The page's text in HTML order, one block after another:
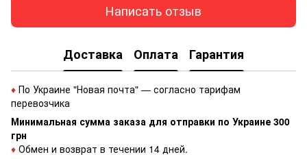
Написать отзыв
Доставка Оплата Гарантия
♦ По Украине "Новая почта" — согласно тарифам
перевозчика
Минимальная сумма заказа для отправки по Украине 300
грн
♦ Обмен и возврат в течении 14 дней.